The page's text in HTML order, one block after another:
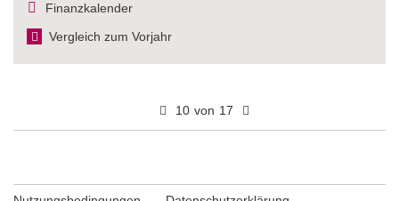
Finanzkalender
Vergleich zum Vorjahr
17
von
10